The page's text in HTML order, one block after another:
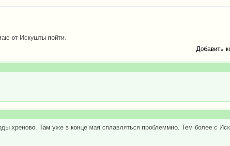
от Искушты пойти.
Добавить
хреново. Там уже в конце мая сплавляться проблеммно. Тем более с